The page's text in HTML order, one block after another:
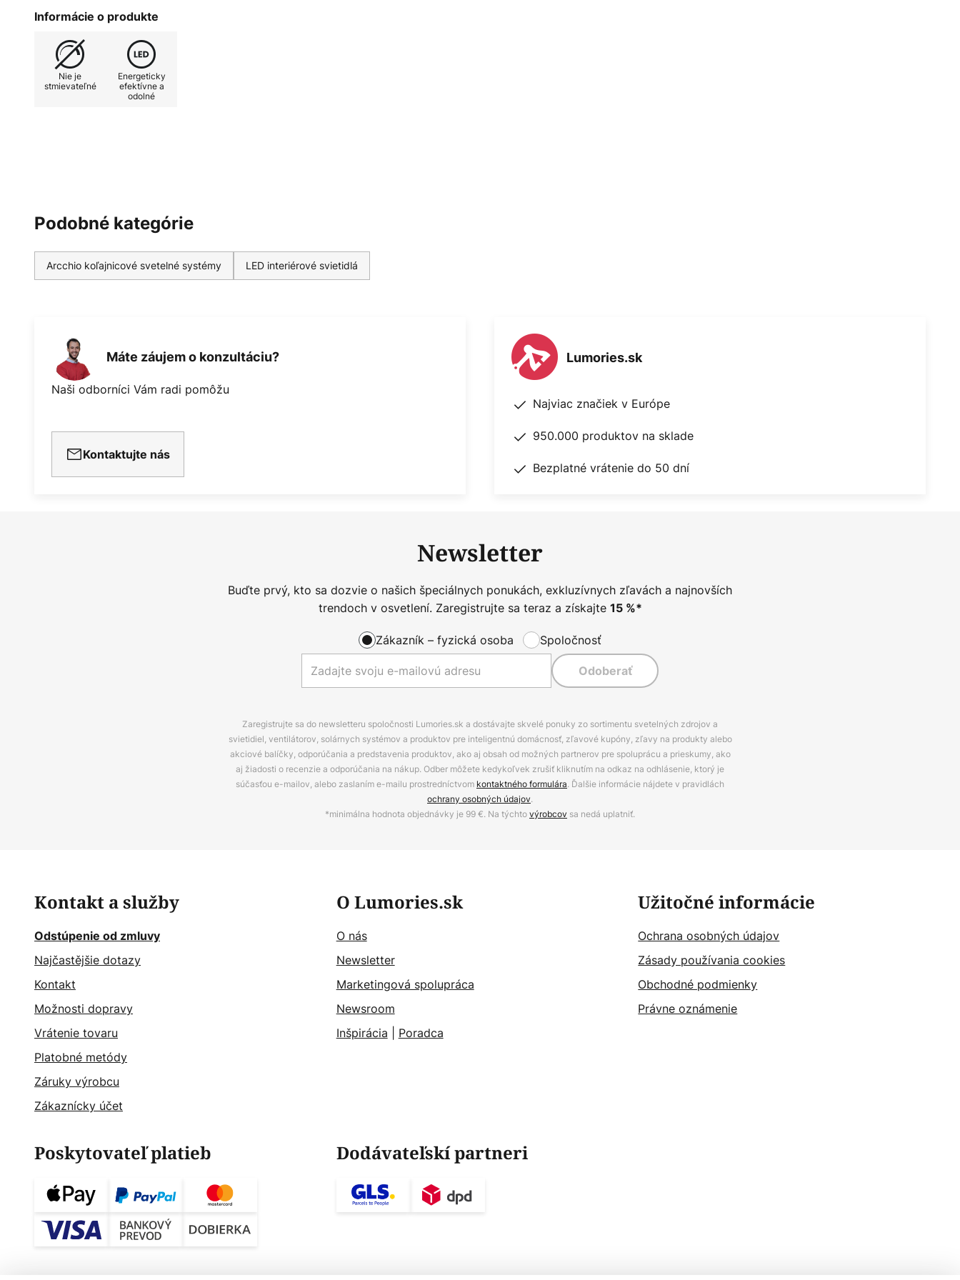
Informácie o produkte
Nie je
stmievateľné
Energeticky
efektívne a
odolné
Podobné kategórie
Arcchio koľajnicové svetelné systémy LED interiérové svietidlá
Máte záujem o konzultáciu?
Naši odborníci Vám radi pomôžu
Kontaktujte nás
Lumories.sk
Najviac značiek v Európe
950.000 produktov na sklade
Bezplatné vrátenie do 50 dní
Newsletter
Buďte prvý, kto sa dozvie o našich špeciálnych ponukách, exkluzívnych zľavách a najnovších
trendoch v osvetlení. Zaregistrujte sa teraz a získajte 15%*
Zákazník – fyzická osoba Spoločnosť
Odoberať
Zaregistrujte sa do newsletteru spoločnosti Lumories.sk a dostávajte skvelé ponuky zo sortimentu svetelných zdrojov a
svietidiel, ventilátorov, solárnych systémov a produktov pre inteligentnú domácnosť, zľavové kupóny, zľavy na produkty alebo
akciové balíčky, odporúčania a predstavenia produktov, ako aj obsah od možných partnerov pre spoluprácu a prieskumy, ako
aj žiadosti o recenzie a odporúčania na nákup. Odber môžete kedykoľvek zrušiť kliknutím na odkaz na odhlásenie, ktorý je
súčasťou e-mailov, alebo zaslaním e-mailu prostredníctvom kontaktného formulára. Ďalšie informácie nájdete v pravidlách
ochrany osobných údajov.
*minimálna hodnota objednávky je 99 €. Na týchtovýrobcov sa nedá uplatniť.
Kontakt a služby
Odstúpenie od zmluvy
Najčastějšie dotazy
Kontakt
Možnosti dopravy
Vrátenie tovaru
Platobné metódy
Záruky výrobcu
Zákaznícky účet
O Lumories.sk
O nás
Newsletter
Marketingová spolupráca
Newsroom
Inšpirácia
Poradca
Užitočné informácie
Ochrana osobných údajov
Zásady používania cookies
Obchodné podmienky
Právne oznámenie
Poskytovateľ platieb Dodávateľskí partneri